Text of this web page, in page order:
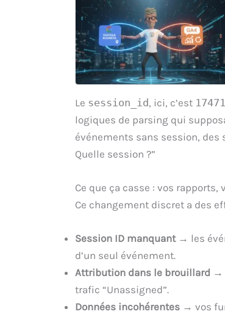
Le session_id, ici, c’est
logiques de parsing qui
événements sans session, des
Quelle session ?”
Ce que ça casse : vos
Ce changement discret a des
Session ID manquant→ les
d’un seul événement.
Attribution dans le brouillard →
trafic “Unassigned”.
Données incohérentes → vos